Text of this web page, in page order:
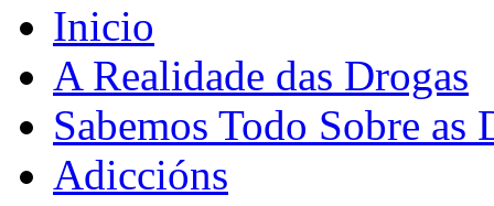
Inicio
A Realidade das Drogas
Sabemos Todo Sobre as
Adiccións